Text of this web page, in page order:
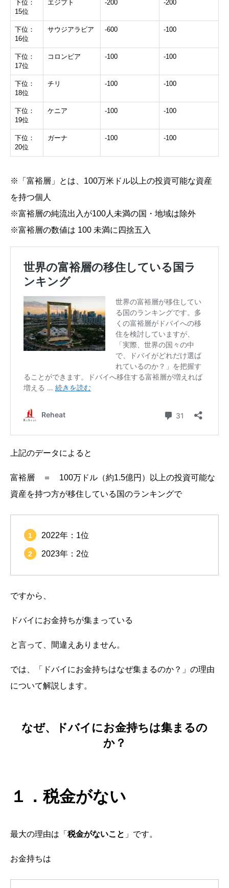
下位：
15位
エジプト -200 -200
下位：
16位
サウジアラビア -600 -100
下位：
17位
コロンビア -100 -100
下位：
18位
チリ -100 -100
下位：
19位
ケニア -100 -100
下位：
20位
ガーナ -100 -100
※「富裕層」とは、100万米ドル以上の投資可能な資産
を持つ個人
※富裕層の純流出入が100人未満の国・地域は除外
※富裕層の数値は 100 未満に四捨五入
上記のデータによると
富裕層 ＝ 100万ドル（約1.5億円）以上の投資可能な
資産を持つ方が移住している国のランキングで
2022年：1位
2023年：2位
ですから、
ドバイにお金持ちが集まっている
と言って、間違えありません。
では、「ドバイにお金持ちはなぜ集まるのか？」の理由
について解説します。
なぜ、ドバイにお金持ちは集まるの
か？
１．税金がない
最大の理由は「 税金がないこと 」です。
お金持ちは